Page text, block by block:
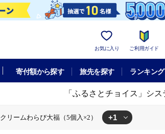
お気に入り ご利用ガイド
寄付額から探す 旅先を探す ランキング
「ふるさとチョイス」シ
クリームわらび大福（5個入×2） +1